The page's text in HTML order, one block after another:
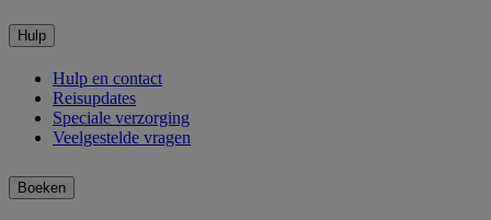
Hulp
Hulp en contact
Reisupdates
Speciale verzorging
Veelgestelde vragen
Boeken